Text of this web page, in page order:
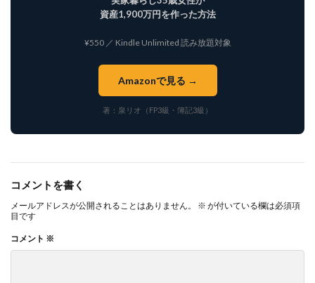
資産1,900万円を作った方法
¥550 ／ Kindle Unlimited 読み放題対象
Amazonで見る →
著：泉リオ（FP3級・簿記3級）
コメントを書く
メールアドレスが公開されることはありません。 ※ が付いている欄は必須項
目です
コメント ※